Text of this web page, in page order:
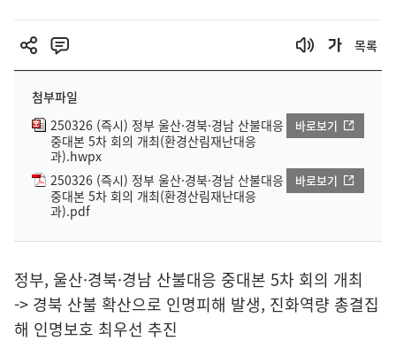
목록
첨부파일
250326 (즉시) 정부 울산·경북·경남 산불대응
중대본 5차 회의 개최(환경산림재난대응
과).hwpx
바로보기
250326 (즉시) 정부 울산·경북·경남 산불대응
중대본 5차 회의 개최(환경산림재난대응
과).pdf
바로보기
정부, 울산·경북·경남 산불대응 중대본 5차 회의 개최
-> 경북 산불 확산으로 인명피해 발생, 진화역량 총결집
해 인명보호 최우선 추진